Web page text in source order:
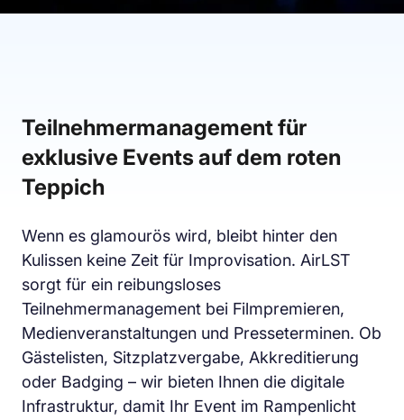
Teilnehmermanagement für
exklusive Events auf dem roten
Teppich
Wenn es glamourös wird, bleibt hinter den
Kulissen keine Zeit für Improvisation. AirLST
sorgt für ein reibungsloses
Teilnehmermanagement bei Filmpremieren,
Medienveranstaltungen und Presseterminen. Ob
Gästelisten, Sitzplatzvergabe, Akkreditierung
oder Badging – wir bieten Ihnen die digitale
Infrastruktur, damit Ihr Event im Rampenlicht